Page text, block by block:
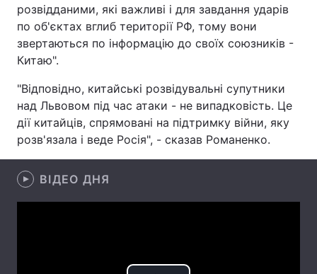
Здоров'я Туризм
Цікавинки Погода
Екологія Регіони
Лонгріди
Інтерв'ю
розвідданими, які важливі і для завдання ударів
по об'єктах вглиб території РФ, тому вони
звертаються по інформацію до своїх союзників -
Китаю".
"Відповідно, китайські розвідувальні супутники
над Львовом під час атаки - не випадковість. Це
дії китайців, спрямовані на підтримку війни, яку
розв'язала і веде Росія", - сказав Романенко.
ВІДЕО ДНЯ